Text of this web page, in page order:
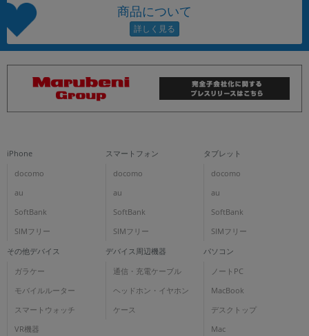
商品について
iPhone
docomo
au
SoftBank
SIMフリー
スマートフォン
docomo
au
SoftBank
SIMフリー
タブレット
docomo
au
SoftBank
SIMフリー
その他デバイス
ガラケー
モバイルルーター
スマートウォッチ
VR機器
デバイス周辺機器
通信・充電ケーブル
ヘッドホン・イヤホン
ケース
パソコン
ノートPC
MacBook
デスクトップ
Mac